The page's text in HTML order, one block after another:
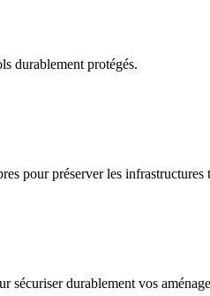
durablement protégés.
pour préserver les infrastructures
sécuriser durablement vos